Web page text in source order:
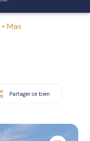
Mas
Partager ce bien